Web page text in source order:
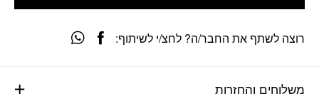
משלוחים והחזרות
רוצה לשתף את החבר/ה? לחצ/י לשיתוף: